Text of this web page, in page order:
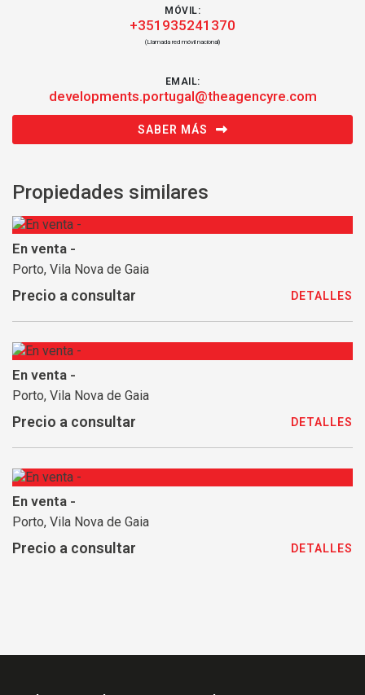
MÓVIL:
+351935241370
(Llamada red móvil nacional)
EMAIL:
developments.portugal@theagencyre.com
SABER MÁS
Propiedades similares
En venta -
Porto, Vila Nova de Gaia
Precio a consultar DETALLES
En venta -
Porto, Vila Nova de Gaia
Precio a consultar DETALLES
En venta -
Porto, Vila Nova de Gaia
Precio a consultar DETALLES